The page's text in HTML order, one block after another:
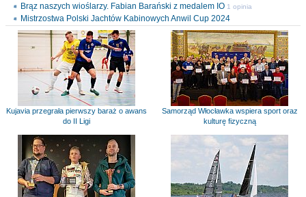
Brąz naszych wioślarzy. Fabian Barański z medalem IO 1 opinia
Mistrzostwa Polski Jachtów Kabinowych Anwil Cup 2024
Kujavia przegrała pierwszy baraż o awans
do II Ligi
Samorząd Włocławka wspiera sport oraz
kulturę fizyczną